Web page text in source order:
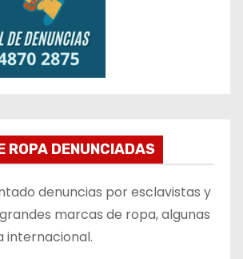
ROPA DENUNCIADAS
denuncias por esclavistas y
marcas de ropa, algunas
internacional.